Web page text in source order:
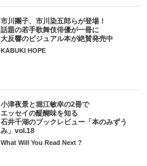
市川團子、市川染五郎らが登場！
話題の若手歌舞伎俳優が一冊に
大反響のビジュアル本が絶賛発売中
KABUKI HOPE
小津夜景と堀江敏幸の2冊で
エッセイの醍醐味を知る
石井千湖のブックレビュー「本のみずう
み」vol.18
What Will You Read Next ?